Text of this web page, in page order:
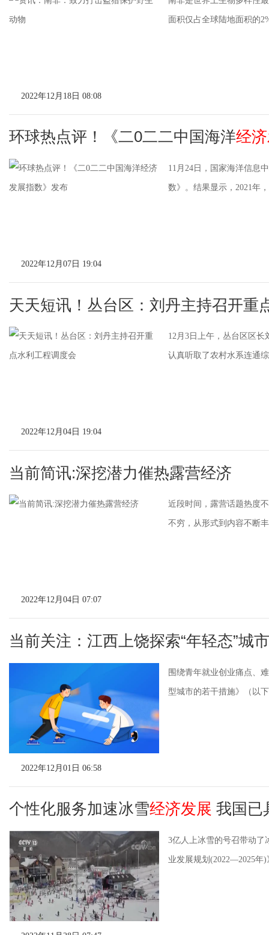
面积仅占全球陆地面积的
2022年12月18日 08:08
环球热点评！《二0二二中国海洋经
11月24日，国家海洋信息
数》。结果显示，2021年
2022年12月07日 19:04
天天短讯！丛台区：刘丹主持召开重
12月3日上午，丛台区区
认真听取了农村水系连通
2022年12月04日 19:04
当前简讯:深挖潜力催热露营经济
近段时间，露营话题热度
不穷，从形式到内容不断
2022年12月04日 07:07
当前关注：江西上饶探索“年轻态”城
围绕青年就业创业痛点、
型城市的若干措施》（以
2022年12月01日 06:58
个性化服务加速冰雪经济发展 我国已
3亿人上冰雪的号召带动了
业发展规划(2022—2025年